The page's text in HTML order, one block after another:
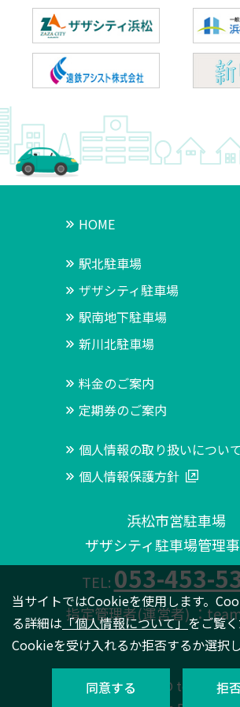
HOME
駅北駐車場
ザザシティ駐車場
駅南地下駐車場
新川北駐車場
料金のご案内
定期券のご案内
個人情報の取り扱いについて
個人情報保護方針
浜松市営駐車場
ザザシティ駐車場管理
TEL: 053-453-
指定管理者(運営者) ：
Copyright© team
当サイトではCookieを使用します。
る詳細は 「個人情報について」をご覧
Cookieを受け入れるか拒否するか選択
同意する 拒